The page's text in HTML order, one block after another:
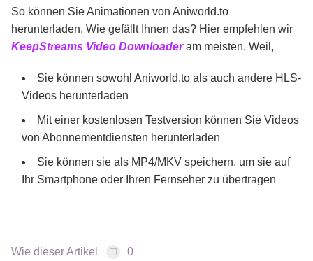
So können Sie Animationen von Aniworld.to
herunterladen. Wie gefällt Ihnen das? Hier empfehlen wir
KeepStreams Video Downloaderam meisten. Weil,
Sie können sowohl Aniworld.to als auch andere HLS-
Videos herunterladen
Mit einer kostenlosen Testversion können Sie Videos
von Abonnementdiensten herunterladen
Sie können sie als MP4/MKV speichern, um sie auf
Ihr Smartphone oder Ihren Fernseher zu übertragen
Wie dieser Artikel 0